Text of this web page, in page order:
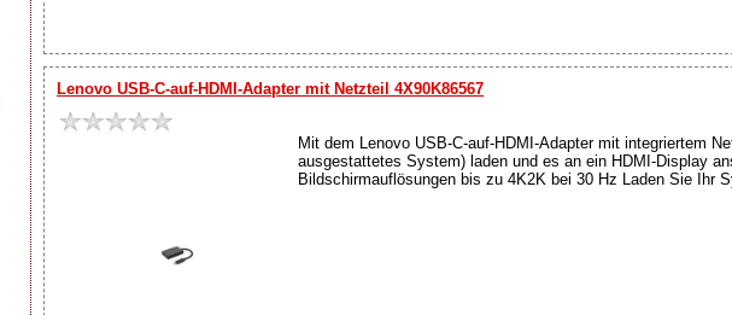
Lenovo USB-C-auf-HDMI-Adapter mit Netzteil 4X90K86567
Mit dem Lenovo USB-C-auf-HDMI-Adapter mit integriertem
ausgestattetes System) laden und es an ein HDMI-Display
Bildschirmauflösungen bis zu 4K2K bei 30 Hz Laden Sie Ihr